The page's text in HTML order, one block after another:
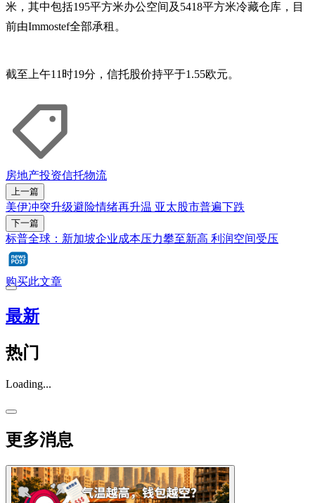
米，其中包括195平方米办公空间及5418平方米冷藏仓库，目
前由Immostef全部承租。
截至上午11时19分，信托股价持平于1.55欧元。
房地产投资信托物流
上一篇
美伊冲突升级避险情绪再升温 亚太股市普遍下跌
下一篇
标普全球：新加坡企业成本压力攀至新高 利润空间受压
购买此文章
最新
热门
Loading...
更多消息